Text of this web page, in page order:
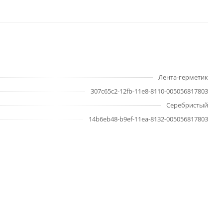
Лента-герметик
307c65c2-12fb-11e8-8110-005056817803
Серебристый
14b6eb48-b9ef-11ea-8132-005056817803